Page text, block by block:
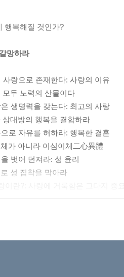
행복해질 것인가?
망하라
사랑으로 존재한다: 사랑의 이유
모두 노력의 산물이다
생명력을 갖는다: 최고의 사랑
상대방의 행복을 결합하라
로 자유를 허하라: 행복한 결혼
가 아니라 이심이체二心異體
벗어 던져라: 성 윤리
성 집착을 막아라
사랑은 무력하다: 지식의 힘